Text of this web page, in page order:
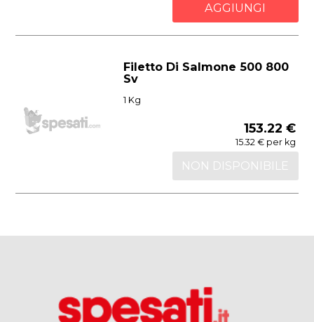
AGGIUNGI
Filetto Di Salmone 500 800
Sv
1 Kg
153.22 €
15.32 € per kg
NON DISPONIBILE